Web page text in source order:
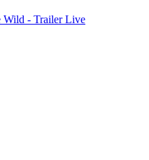
Wild - Trailer Live